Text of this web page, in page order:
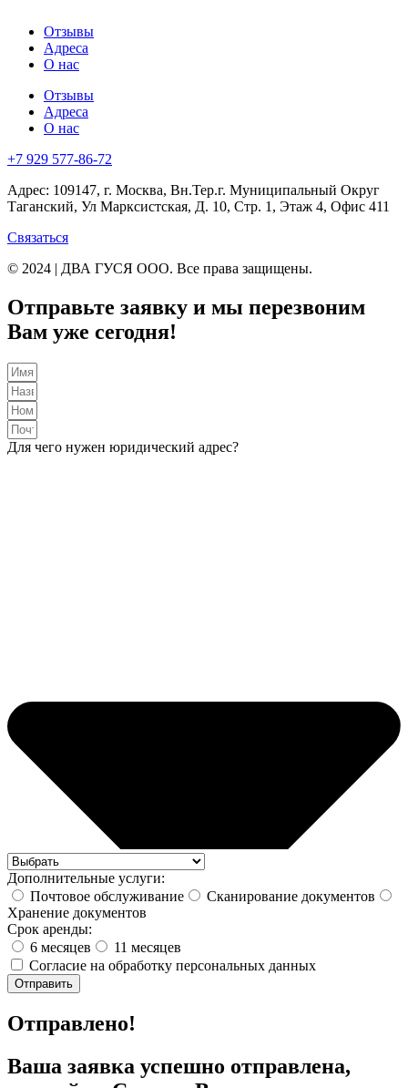
Отзывы
Адреса
О нас
Отзывы
Адреса
О нас
+7 929 577-86-72
Адрес: 109147, г. Москва, Вн.Тер.г. Муниципальный Округ
Таганский, Ул Марксистская, Д. 10, Стр. 1, Этаж 4, Офис 411
Связаться
© 2024 | ДВА ГУСЯ OOO. Все права защищены.
Отправьте заявку и мы перезвоним
Вам уже сегодня!
Для чего нужен юридический адрес?
Дополнительные услуги:
Почтовое обслуживание
Сканирование документов
Хранение документов
Срок аренды:
6 месяцев
11 месяцев
Согласие на обработку персональных данных
Отправить
Отправлено!
Ваша заявка успешно отправлена,